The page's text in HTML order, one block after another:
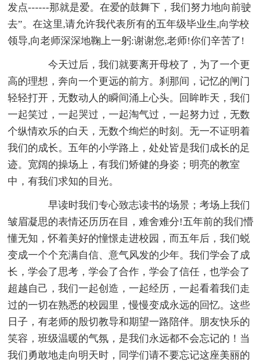
发点------那就是爱。在爱的鼓舞下，我们努力地向前驶
去”。在这里,请允许我代表所有的五年级毕业生,向学校
领导,向老师深深地鞠上一躬:谢谢您,老师!你们辛苦了!
今天过后，我们就要离开母校了，为了一个更
高的理想，奔向一个更远的前方。刹那间，记忆的闸门
轻轻打开，无数动人的瞬间涌上心头。回眸昨天，我们
一起笑过，一起哭过，一起淘气过，一起努力过，无数
个纵情欢乐的白天，无数个绚烂的时刻。无一不证明着
我们的成长。五年的小学路上，处处皆是我们成长的足
迹。宽阔的操场上，有我们矫健的身姿；明亮的教室
中，有我们求知的目光。
早读时我们专心致志读书的场景；考场上我们
皱眉凝思的表情还历历在目，难舍难分!五年前的我们懵
懂无知，怀着美好的憧憬走进校园，而五年后，我们蜕
变成一个个充满自信、意气风发的少年。我们学会了成
长，学会了思考，学会了合作，学会了信任，也学会了
超越自己，我们一起创造，一起经历，一起看着我们走
过的一切在熟悉的校园里，慢慢变成永远的回忆。这些
日子，有老师的殷切教导和期望一路陪伴。朋友快乐的
笑容，班级温暖的气氛，是我们永远都不会忘记的！当
我们勇敢地走向明天时，同学们请不要忘记这座美丽的